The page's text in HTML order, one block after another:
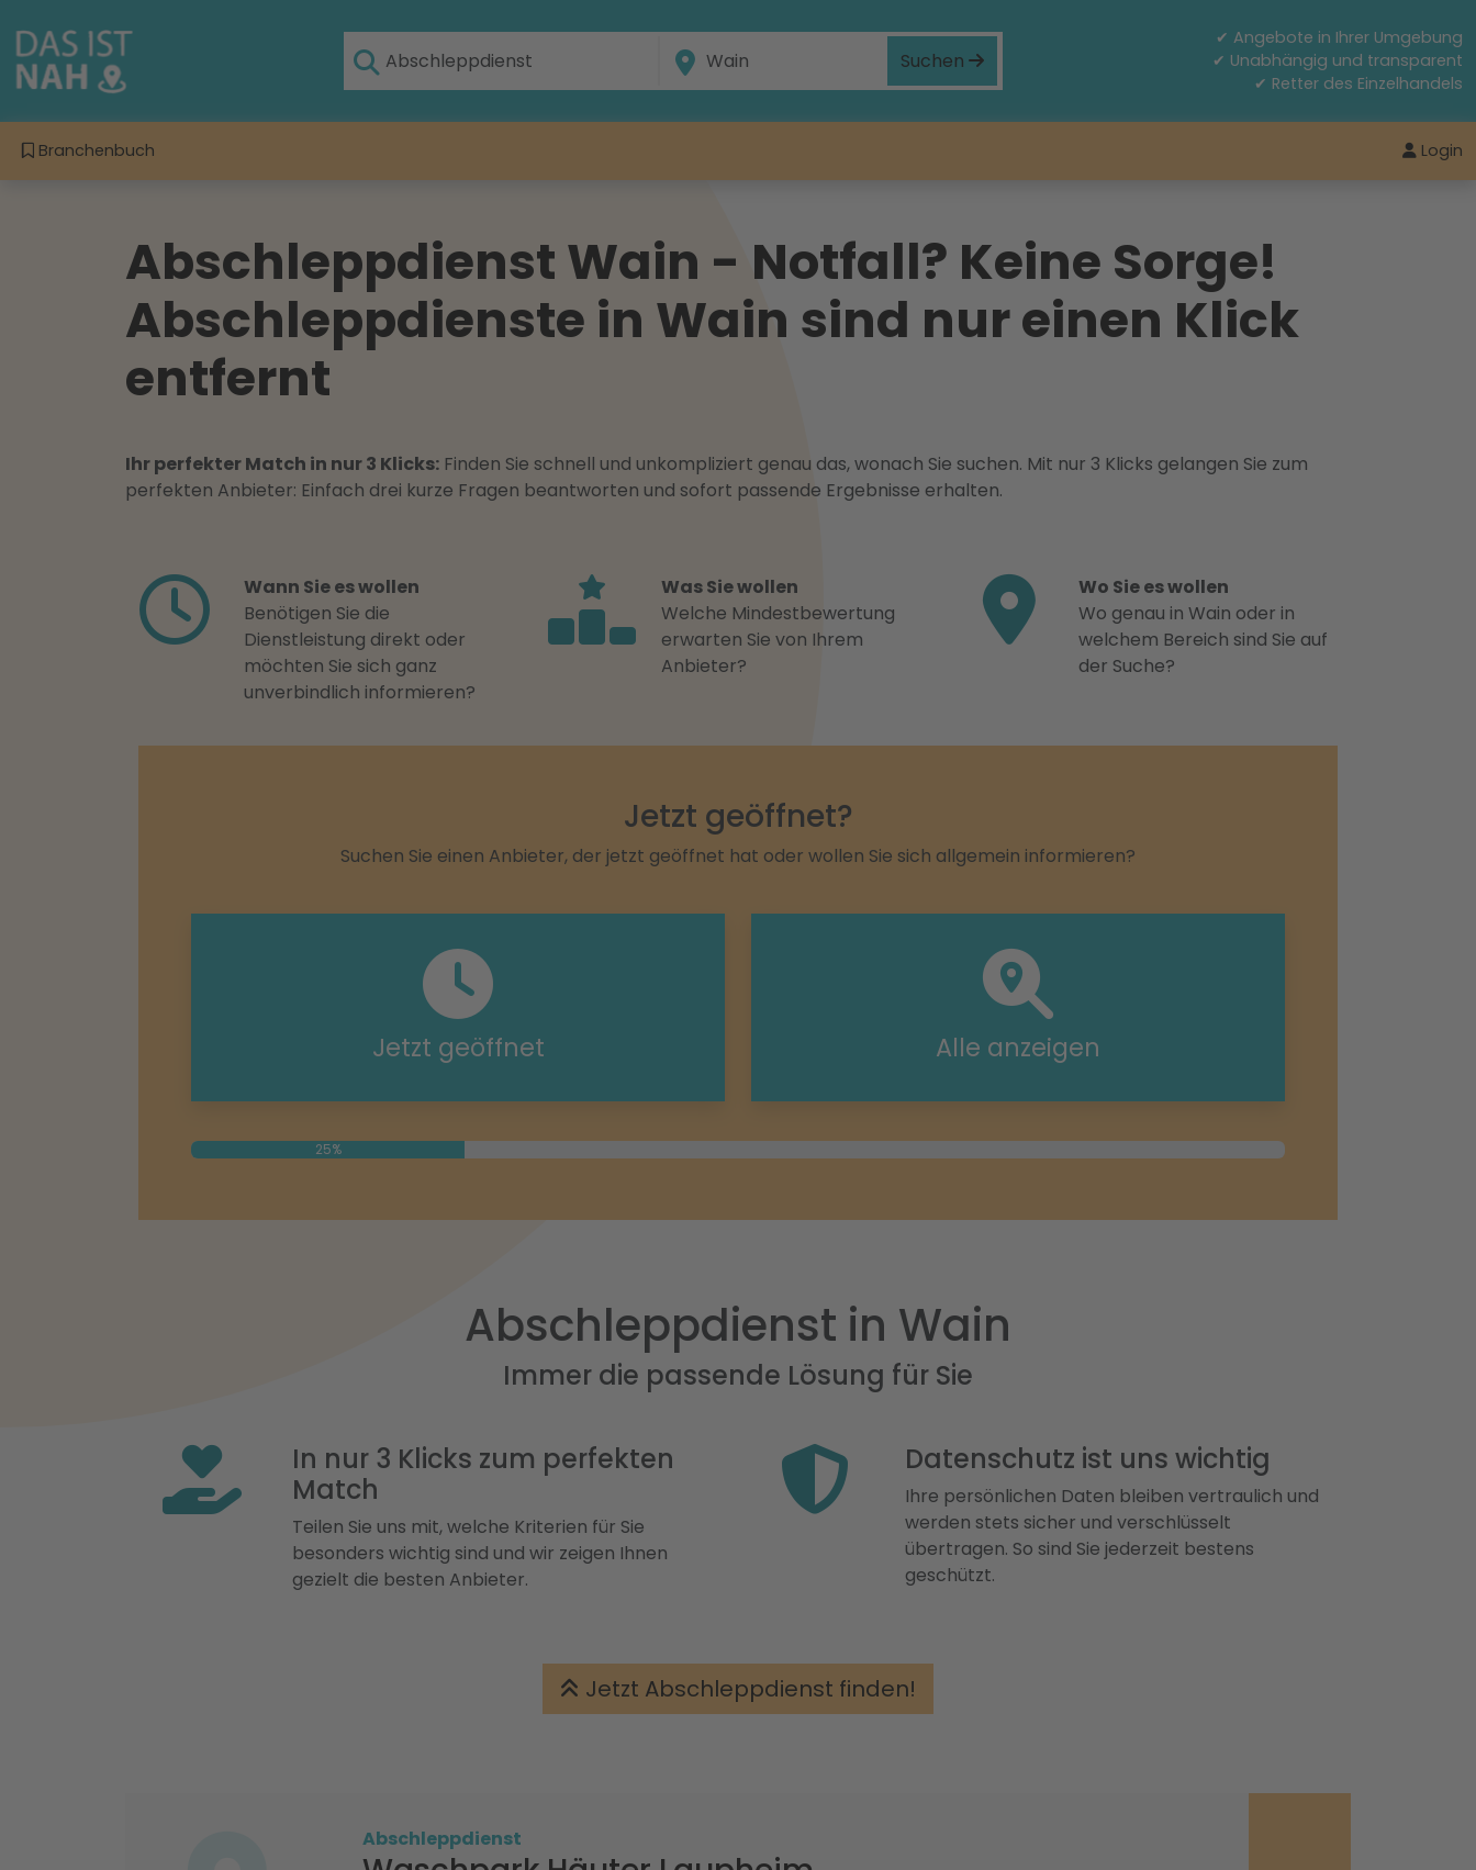
Suchen
✔ Angebote in Ihrer Umgebung
✔ Unabhängig und transparent
✔ Retter des Einzelhandels
Branchenbuch Login
Abschleppdienst Wain - Notfall? Keine Sorge!
Abschleppdienste in Wain sind nur einen Klick
entfernt
Ihr perfekter Match in nur 3 Klicks: Finden Sie schnell und unkompliziert genau das, wonach Sie suchen. Mit nur 3 Klicks gelangen Sie zum
perfekten Anbieter: Einfach drei kurze Fragen beantworten und sofort passende Ergebnisse erhalten.
Wann Sie es wollen
Benötigen Sie die
Dienstleistung direkt oder
möchten Sie sich ganz
unverbindlich informieren?
Was Sie wollen
Welche Mindestbewertung
erwarten Sie von Ihrem
Anbieter?
Wo Sie es wollen
Wo genau in Wain oder in
welchem Bereich sind Sie auf
der Suche?
Jetzt geöffnet?
Suchen Sie einen Anbieter, der jetzt geöffnet hat oder wollen Sie sich allgemein informieren?
Jetzt geöffnet Alle anzeigen
25%
Abschleppdienst in Wain
Immer die passende Lösung für Sie
In nur 3 Klicks zum perfekten
Match
Teilen Sie uns mit, welche Kriterien für Sie
besonders wichtig sind und wir zeigen Ihnen
gezielt die besten Anbieter.
Datenschutz ist uns wichtig
Ihre persönlichen Daten bleiben vertraulich und
werden stets sicher und verschlüsselt
übertragen. So sind Sie jederzeit bestens
geschützt.
Jetzt Abschleppdienst finden!
Abschleppdienst